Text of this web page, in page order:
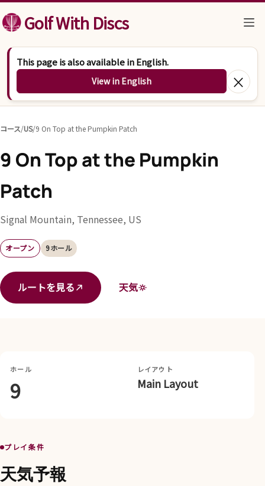
コンテンツへスキップ
Golf With Discs
This page is also available in English.
View in English ×
コース/US/9 On Top at the Pumpkin Patch
9 On Top at the Pumpkin
Patch
Signal Mountain, Tennessee, US
オープン 9ホール
ルートを見る 天気
ホール
9
レイアウト
Main Layout
プレイ条件
天気予報